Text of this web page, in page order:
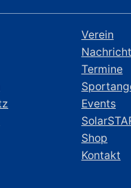
Verein
Termine
Events
Shop
Kontakt